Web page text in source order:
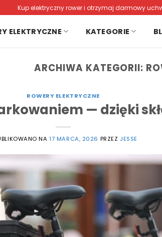
Kup elektryczny rower i otrzymaj darmowy
ELEKTRYCZNE KATEGORIE
ARCHIWA KATEGORII:
ROWERY ELEKTRYCZNE
— dzięki
NA17 MARCA, 2026 PRZEZ JESSE